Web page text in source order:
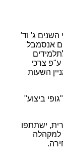
ג' וד'
אנסמבל
ע"פ צרכי
השעות
ביצוע"
ישתתפו
למקהלה